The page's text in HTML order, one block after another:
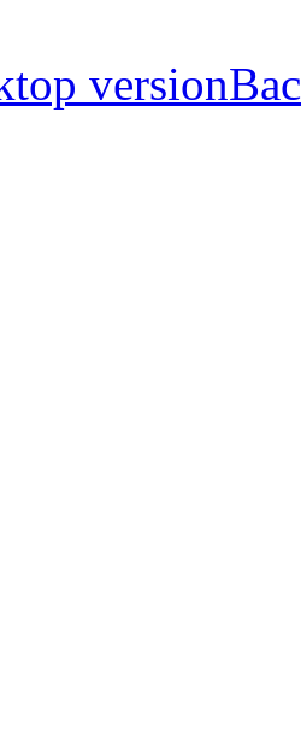
version